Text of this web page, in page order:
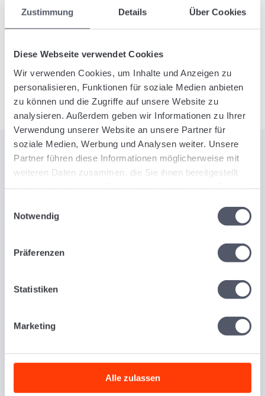
Zustimmung Details Über Cookies
Diese Webseite verwendet Cookies
Wir verwenden Cookies, um Inhalte und Anzeigen zu
personalisieren, Funktionen für soziale Medien anbieten
zu können und die Zugriffe auf unsere Website zu
analysieren. Außerdem geben wir Informationen zu Ihrer
Verwendung unserer Website an unsere Partner für
soziale Medien, Werbung und Analysen weiter. Unsere
Partner führen diese Informationen möglicherweise mit
weiteren Daten zusammen, die Sie ihnen bereitgestellt
Notwendig
Präferenzen
Statistiken
Marketing
Alle zulassen
produktyvumą. Be to, jūsų vairuotojai gali tiesiogiai
programėlę.
valdymo programinę įrangą.